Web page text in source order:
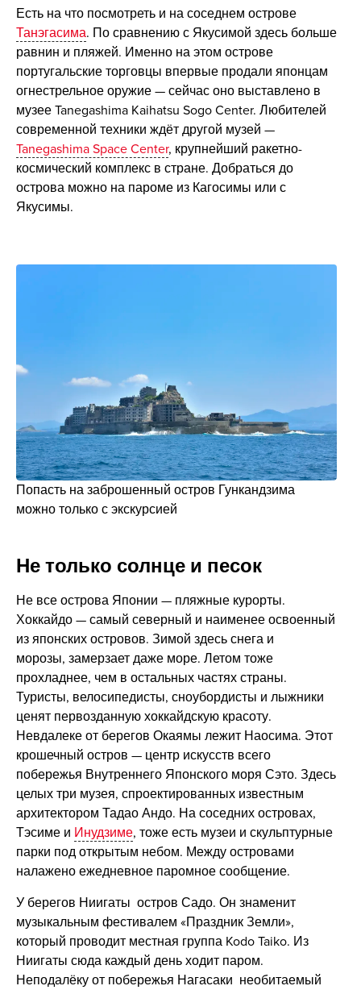
Есть на что посмотреть и на соседнем острове
Танэгасима. По сравнению с Якусимой здесь больше
равнин и пляжей. Именно на этом острове
португальские торговцы впервые продали японцам
огнестрельное оружие — сейчас оно выставлено в
музее Tanegashima Kaihatsu Sogo Center. Любителей
современной техники ждёт другой музей —
Tanegashima Space Center, крупнейший ракетно-
космический комплекс в стране. Добраться до
острова можно на пароме из Кагосимы или с
Якусимы.
Попасть на заброшенный остров Гункандзима
можно только с экскурсией
Не только солнце и песок
Не все острова Японии — пляжные курорты.
Хоккайдо — самый северный и наименее освоенный
из японских островов. Зимой здесь снега и
морозы, замерзает даже море. Летом тоже
прохладнее, чем в остальных частях страны.
Туристы, велосипедисты, сноубордисты и лыжники
ценят первозданную хоккайдскую красоту.
Невдалеке от берегов Окаямы лежит Наосима. Этот
крошечный остров — центр искусств всего
побережья Внутреннего Японского моря Сэто. Здесь
целых три музея, спроектированных известным
архитектором Тадао Андо. На соседних островах,
Тэсиме и Инудзиме, тоже есть музеи и скульптурные
парки под открытым небом. Между островами
налажено ежедневное паромное сообщение.
У берегов Ниигаты остров Садо. Он знаменит
музыкальным фестивалем «Праздник Земли»,
который проводит местная группа Kodo Taiko. Из
Ниигаты сюда каждый день ходит паром.
Неподалёку от побережья Нагасаки необитаемый